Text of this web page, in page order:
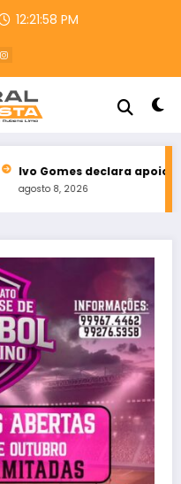
12:21:59 PM
declara apoio à reeleição